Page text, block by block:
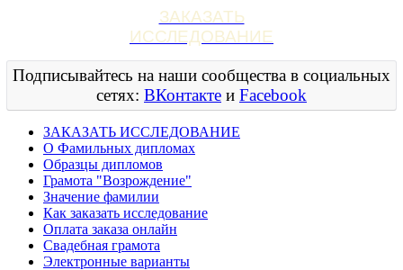
ЗАКАЗАТЬ
ИССЛЕДОВАНИЕ
Подписывайтесь на наши сообщества в социальных
сетях: ВКонтакте и Facebook
ЗАКАЗАТЬ ИССЛЕДОВАНИЕ
О Фамильных дипломах
Образцы дипломов
Грамота "Возрождение"
Значение фамилии
Как заказать исследование
Оплата заказа онлайн
Свадебная грамота
Электронные варианты